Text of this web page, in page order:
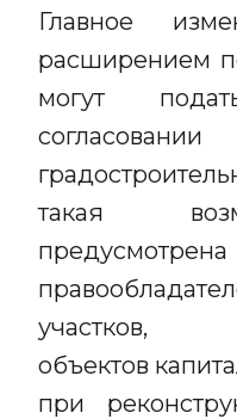
Главное
расширением
могут
такая
участков,
объектов
при